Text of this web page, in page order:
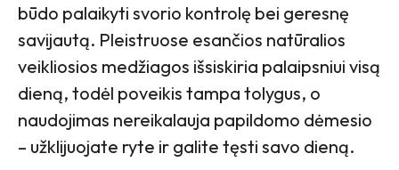
būdo palaikyti svorio kontrolę bei geresnę
savijautą. Pleistruose esančios natūralios
veikliosios medžiagos išsiskiria palaipsniui visą
dieną, todėl poveikis tampa tolygus, o
naudojimas nereikalauja papildomo dėmesio
– užklijuojate ryte ir galite tęsti savo dieną.